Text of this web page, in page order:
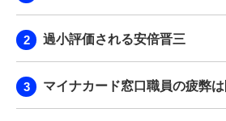
過小評価される安倍晋三
マイナカード窓口職員の疲弊